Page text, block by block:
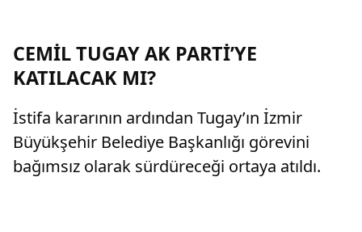
CEMİL TUGAY AK PARTİ’YE
KATILACAK MI?
İstifa kararının ardından Tugay’ın İzmir
Büyükşehir Belediye Başkanlığı görevini
bağımsız olarak sürdüreceği ortaya atıldı.